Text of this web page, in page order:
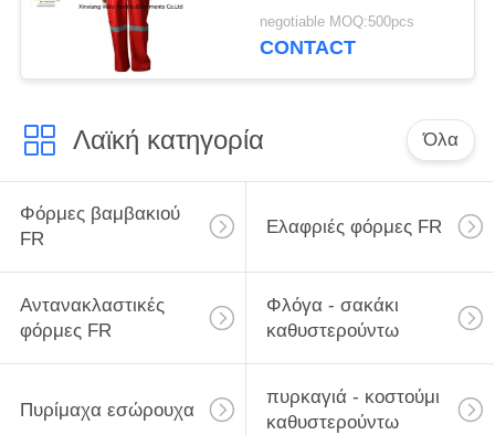
ανακλαστήρων και την
υποστήριξη
negotiable MOQ:500pcs
CONTACT
Λαϊκή κατηγορία Όλα
Φόρμες βαμβακιού
FR
Ελαφριές φόρμες FR
Αντανακλαστικές
φόρμες FR
Φλόγα - σακάκι
καθυστερούντω
Πυρίμαχα εσώρουχα
πυρκαγιά - κοστούμι
καθυστερούντω